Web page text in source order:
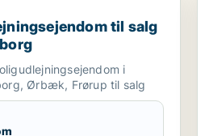
til salg i Odense M
til salg
i
Ørbæk, Frørup til salg